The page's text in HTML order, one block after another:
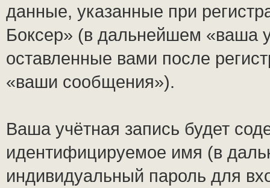
данные, указанные при
Боксер» (в дальнейшем «ваша
оставленные вами после
«ваши сообщения»).
Ваша учётная запись будет
идентифицируемое имя (в
индивидуальный пароль для